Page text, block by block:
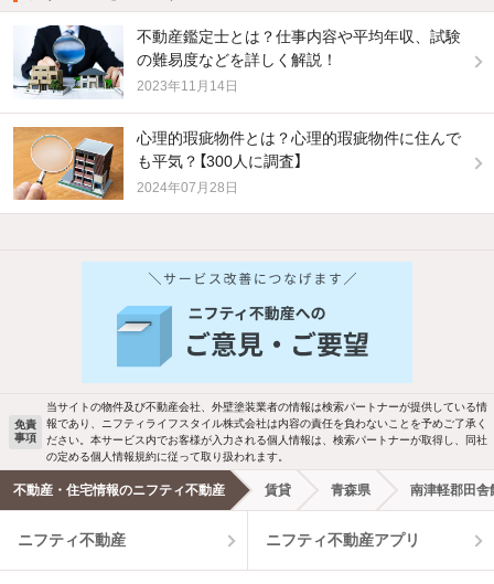
不動産鑑定士とは？仕事内容や平均年収、試験
の難易度などを詳しく解説！
2023年11月14日
心理的瑕疵物件とは？心理的瑕疵物件に住んで
も平気？【300人に調査】
2024年07月28日
バス・トイレ別 2階以上
洗濯機置場あり 独立洗面台
エアコンあり 都市ガス
温水洗浄便座 オートロック
免責
事項
当サイトの物件及び不動産会社、外壁塗装業者の情報は検索パートナーが提供している情
報であり、ニフティライフスタイル株式会社は内容の責任を負わないことを予めご了承く
ださい。本サービス内でお客様が入力される個人情報は、検索パートナーが取得し、同社
の定める個人情報規約に従って取り扱われます。
不動産・住宅情報のニフティ不動産 賃貸 青森県 南津軽郡田舎
ニフティ不動産 ニフティ不動産アプリ